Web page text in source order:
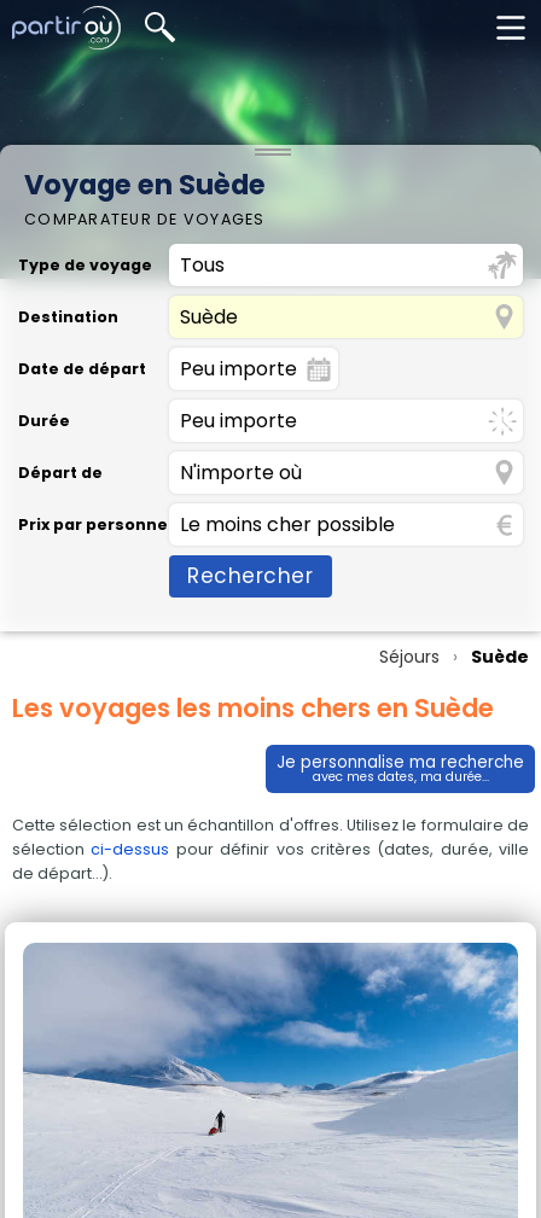
Voyage en Suède
COMPARATEUR DE VOYAGES
Type de voyage
Destination
Date de départ
Durée
Départ de
Prix par personne
Rechercher
Séjours Suède
Les voyages les moins chers en Suède
Je personnalise ma recherche
avec mes dates, ma durée...
Cette sélection est un échantillon d'offres. Utilisez le formulaire de
sélectionci-dessus pour définir vos critères (dates, durée, ville
de départ...).